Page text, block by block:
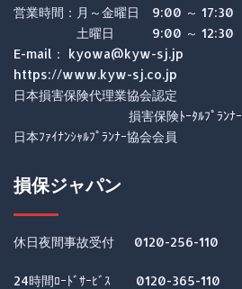
営業時間：月～金曜日 9:00 ～ 17:30
土曜日 9:00 ～ 12:30
E-mail： kyowa@kyw-sj.jp
https://www.kyw-sj.co.jp
日本損害保険代理業協会認定
損害保険ﾄｰﾀﾙﾌﾟﾗﾝﾅｰ
日本ﾌｧｲﾅﾝｼｬﾙﾌﾟﾗﾝﾅｰ協会会員
損保ジャパン
休日夜間事故受付 0120-256-110
24時間ﾛｰﾄﾞｻｰﾋﾞｽ 0120-365-110